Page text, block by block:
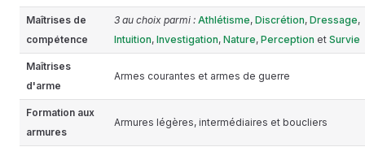
Maîtrises de
compétence
3 au choix parmi : Athlétisme, Discrétion, Dressage,
Intuition, Investigation, Nature, Perception et Survie
Maîtrises
d'arme
Armes courantes et armes de guerre
Formation aux
armures
Armures légères, intermédiaires et boucliers